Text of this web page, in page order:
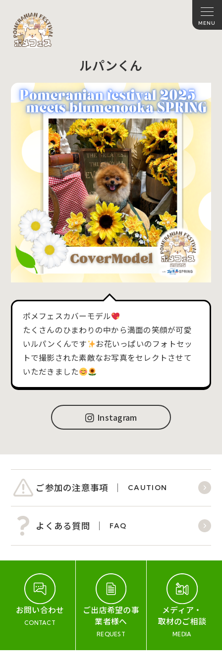
ルパンくん
ポメフェスカバーモデル
たくさんのひまわりの中から満面の笑顔が可愛
いルパンくんです
お花いっぱいのフォトセッ
トで撮影された素敵なお写真をセレクトさせて
いただきました
Instagram
ご参加の注意事項 CAUTION
よくある質問 FAQ
お問い合わせ
CONTACT
ご出店希望の事
業者様へ
REQUEST
メディア・
取材のご相談
MEDIA